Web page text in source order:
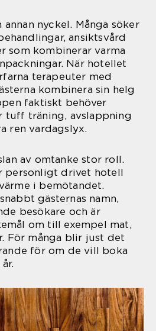
annan nyckel. Många söker
ansiktsvård
som kombinerar varma
När hotellet
terapeuter med
kombinera sin helg
faktiskt behöver
tuff träning, avslappning
ren vardagslyx.
av omtanke stor roll.
personligt drivet hotell
i bemötandet.
gästernas namn,
besökare och är
om till exempel mat,
För många blir just det
för om de vill boka